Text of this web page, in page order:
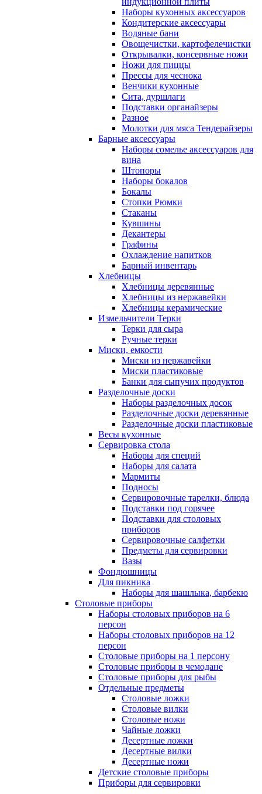
Наборы кухонных аксессуаров
Кондитерские аксессуары
Водяные бани
Овощечистки, картофелечистки
Открывалки, консервные ножи
Ножи для пиццы
Прессы для чеснока
Венчики кухонные
Сита, дуршлаги
Подставки органайзеры
Разное
Молотки для мяса Тендерайзеры
Барные аксессуары
Наборы сомелье аксессуаров для
вина
Штопоры
Наборы бокалов
Бокалы
Стопки Рюмки
Стаканы
Кувшины
Декантеры
Графины
Охлаждение напитков
Барный инвентарь
Хлебницы
Хлебницы деревянные
Хлебницы из нержавейки
Хлебницы керамические
Измельчители Терки
Терки для сыра
Ручные терки
Миски, емкости
Миски из нержавейки
Миски пластиковые
Банки для сыпучих продуктов
Разделочные доски
Наборы разделочных досок
Разделочные доски деревянные
Разделочные доски пластиковые
Весы кухонные
Сервировка стола
Наборы для специй
Наборы для салата
Мармиты
Подносы
Сервировочные тарелки, блюда
Подставки под горячее
Подставки для столовых
приборов
Сервировочные салфетки
Предметы для сервировки
Вазы
Фондюшницы
Для пикника
Наборы для шашлыка, барбекю
Столовые приборы
Наборы столовых приборов на 6
персон
Наборы столовых приборов на 12
персон
Столовые приборы на 1 персону
Столовые приборы в чемодане
Столовые приборы для рыбы
Отдельные предметы
Столовые ложки
Столовые вилки
Столовые ножи
Чайные ложки
Десертные ложки
Десертные вилки
Десертные ножи
Детские столовые приборы
Приборы для сервировки